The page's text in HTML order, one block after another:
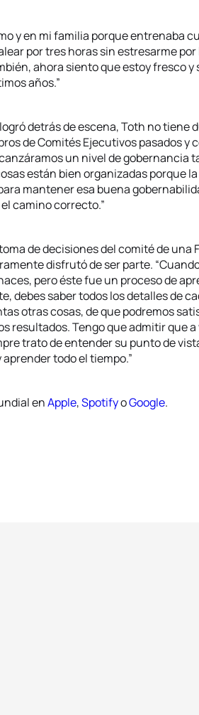
y en mi familia porque entrenaba
por tres horas sin estresarme
ahora siento que estoy fresco y
años.”
detrás de escena, Toth no tiene
de Comités Ejecutivos pasados y
un nivel de gobernancia
están bien organizadas porque
mantener esa buena
camino correcto.”
de decisiones del comité de una
disfrutó de ser parte.
pero éste fue un proceso de
debes saber todos los detalles de
otras cosas, de que podremos
resultados. Tengo que admitir que a
trato de entender su punto de
todo el tiempo.”
enApple,SpotifyoGoogle.